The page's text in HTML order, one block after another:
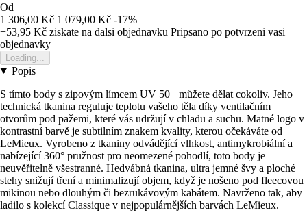
Od
1 306,00 Kč 1 079,00 Kč -17%
+53,95 Kč ziskate na dalsi objednavku Pripsano po potvrzeni vasi
objednavky
Loading...
Popis
S tímto body s zipovým límcem UV 50+ můžete dělat cokoliv. Jeho
technická tkanina reguluje teplotu vašeho těla díky ventilačním
otvorům pod pažemi, které vás udržují v chladu a suchu. Matné logo v
kontrastní barvě je subtilním znakem kvality, kterou očekáváte od
LeMieux. Vyrobeno z tkaniny odvádějící vlhkost, antimykrobiální a
nabízející 360° pružnost pro neomezené pohodlí, toto body je
neuvěřitelně všestranné. Hedvábná tkanina, ultra jemné švy a ploché
stehy snižují tření a minimalizují objem, když je nošeno pod fleecovou
mikinou nebo dlouhým či bezrukávovým kabátem. Navrženo tak, aby
ladilo s kolekcí Classique v nejpopulárnějších barvách LeMieux.